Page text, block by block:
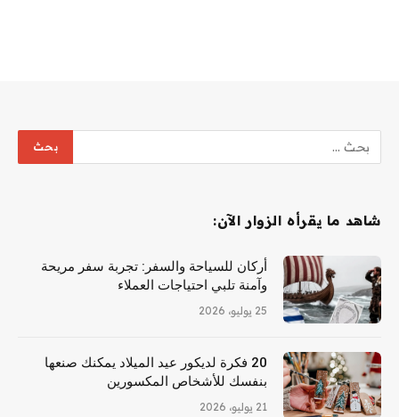
شاهد ما يقرأه الزوار الآن:
أركان للسياحة والسفر: تجربة سفر مريحة
وآمنة تلبي احتياجات العملاء
25 يوليو، 2026
20 فكرة لديكور عيد الميلاد يمكنك صنعها
بنفسك للأشخاص المكسورين
21 يوليو، 2026